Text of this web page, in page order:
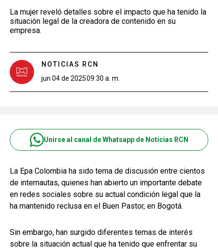
La mujer reveló detalles sobre el impacto que ha tenido la
situación legal de la creadora de contenido en su
empresa.
NOTICIAS RCN
jun 04 de 202509:30 a. m.
Unirse al canal de Whatsapp de Noticias RCN
La Epa Colombia ha sido tema de discusión entre cientos
de internautas, quienes han abierto un importante debate
en redes sociales sobre su actual condición legal que la
ha mantenido reclusa en el Buen Pastor, en Bogotá.
Sin embargo, han surgido diferentes temas de interés
sobre la situación actual que ha tenido que enfrentar su